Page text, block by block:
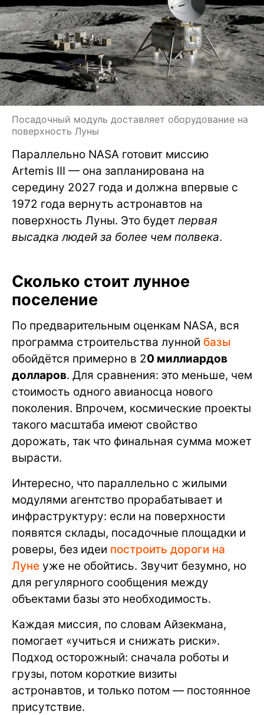
Посадочный модуль доставляет оборудование на
поверхность Луны
Параллельно NASA готовит миссию
Artemis III — она запланирована на
середину 2027 года и должна впервые с
1972 года вернуть астронавтов на
поверхность Луны. Это будет первая
высадка людей за более чем полвека.
Сколько стоит лунное
поселение
По предварительным оценкам NASA, вся
программа строительства лунной базы
обойдётся примерно в 20 миллиардов
долларов. Для сравнения: это меньше, чем
стоимость одного авианосца нового
поколения. Впрочем, космические проекты
такого масштаба имеют свойство
дорожать, так что финальная сумма может
вырасти.
Интересно, что параллельно с жилыми
модулями агентство прорабатывает и
инфраструктуру: если на поверхности
появятся склады, посадочные площадки и
роверы, без идеи построить дороги на
Луне уже не обойтись. Звучит безумно, но
для регулярного сообщения между
объектами базы это необходимость.
Каждая миссия, по словам Айзекмана,
помогает «учиться и снижать риски».
Подход осторожный: сначала роботы и
грузы, потом короткие визиты
астронавтов, и только потом — постоянное
присутствие.